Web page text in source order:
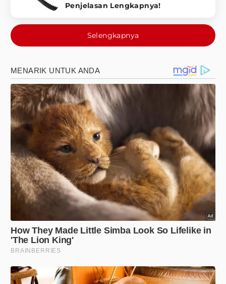
Penjelasan Lengkapnya!
Selengkapnya